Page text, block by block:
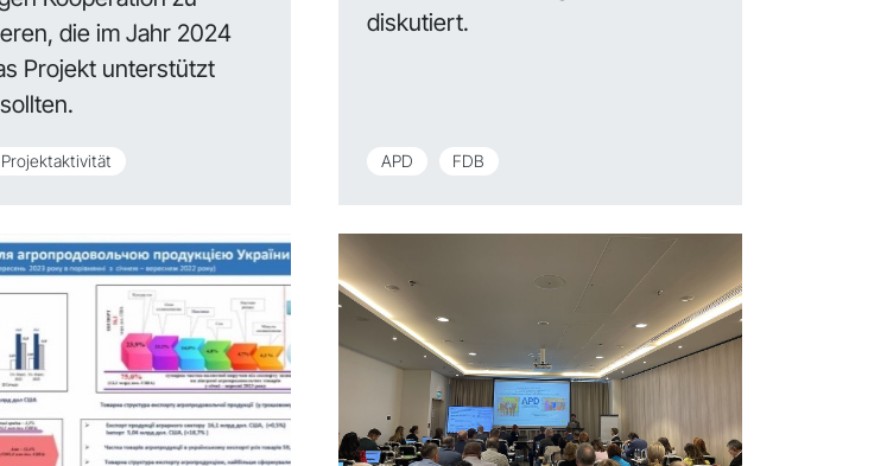
die im Jahr 2024
Projekt unterstützt
Projektaktivität
diskutiert.
APD FDB